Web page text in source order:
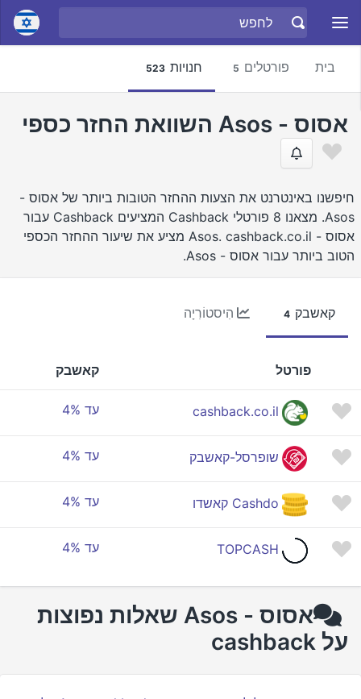
בית פורטלים 5 חנויות 523
אסוס - Asos השוואת החזר כספי
חיפשנו באינטרנט את הצעות ההחזר הטובות ביותר של אסוס -
Asos. מצאנו 8 פורטלי Cashback המציעים Cashback עבור
אסוס - Asos. cashback.co.il מציע את שיעור ההחזר הכספי
הטוב ביותר עבור אסוס - Asos.
קאשבק 4 הִיסטוֹרִיָה
פורטל קאשבק
cashback.co.il עד 4%
שופרסל-קאשבק עד 4%
Cashdo קאשדו עד 4%
TOPCASH עד 4%
אסוס - Asos שאלות נפוצות
על cashback